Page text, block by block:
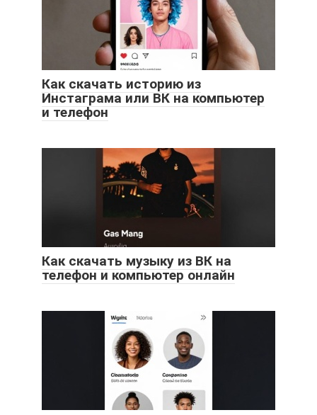
Как скачать историю из
Инстаграма или ВК на компьютер
и телефон
Как скачать музыку из ВК на
телефон и компьютер онлайн